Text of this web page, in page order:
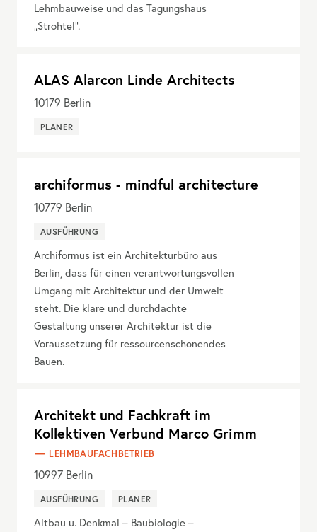
Lehmbauweise und das Tagungshaus
„Strohtel“.
ALAS Alarcon Linde Architects
10179 Berlin
PLANER
archiformus - mindful architecture
10779 Berlin
AUSFÜHRUNG
Archiformus ist ein Architekturbüro aus
Berlin, dass für einen verantwortungsvollen
Umgang mit Architektur und der Umwelt
steht. Die klare und durchdachte
Gestaltung unserer Architektur ist die
Voraussetzung für ressourcenschonendes
Bauen.
Architekt und Fachkraft im
Kollektiven Verbund Marco Grimm
LEHMBAUFACHBETRIEB
10997 Berlin
AUSFÜHRUNG PLANER
Altbau u. Denkmal – Baubiologie –